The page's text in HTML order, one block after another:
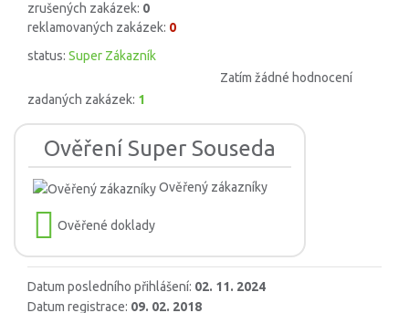
zrušených zakázek: 0
reklamovaných zakázek: 0
status: Super Zákazník
Zatím žádné hodnocení
zadaných zakázek: 1
Ověření Super Souseda
Ověřený zákazníky
Ověřené doklady
Datum posledního přihlášení: 02. 11. 2024
Datum registrace: 09. 02. 2018